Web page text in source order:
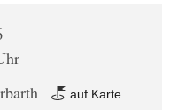
auf Karte